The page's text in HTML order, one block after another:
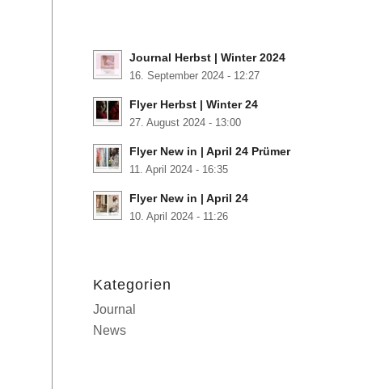
Journal Herbst | Winter 2024
16. September 2024 - 12:27
Flyer Herbst | Winter 24
27. August 2024 - 13:00
Flyer New in | April 24 Prümer
11. April 2024 - 16:35
Flyer New in | April 24
10. April 2024 - 11:26
Kategorien
Journal
News